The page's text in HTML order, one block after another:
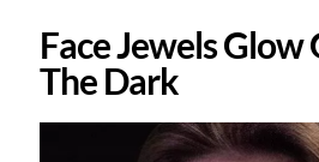
Face Jewels Glow
The Dark